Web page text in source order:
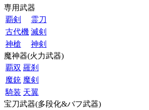
専用武器
覇剣
霊刀
古代機 滅剣
神槍
神剣
魔神器(火力武器)
覇双 羅刹
魔銃 魔剣
騎装 天翼
宝刀武器(多段化&バフ武器)